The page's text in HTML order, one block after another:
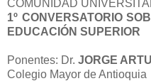
COMUNIDAD
1º CONVERSATORIO
EDUCACIÓN SUPERIOR
Ponentes: Dr. JORGE
Colegio Mayor de Antioquia